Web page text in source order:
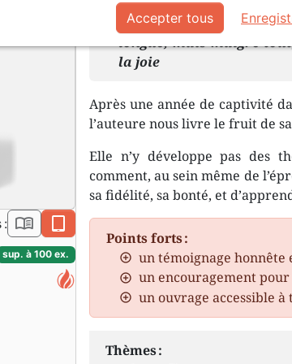
La route de
longue, mais malgré
la joie
Après une année de captivité
l’auteure nous livre le fruit de
Elle n’y développe pas des
comment, au sein même de
sa fidélité, sa bonté, et
Points forts :
un témoignage honnête
un encouragement
un ouvrage accessible à
Thèmes :
: book_open
epub
sup. à 100 ex.
Accepter tous